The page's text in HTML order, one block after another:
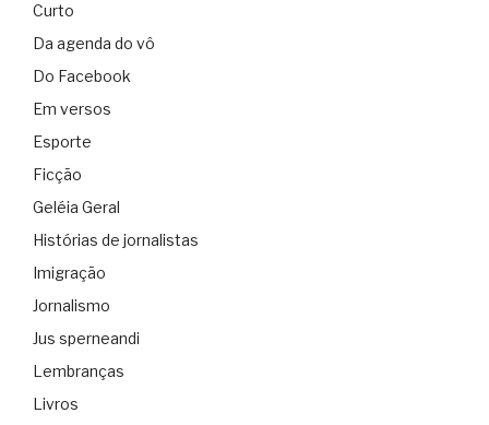
Curto
Da agenda do vô
Do Facebook
Em versos
Esporte
Ficção
Geléia Geral
Histórias de jornalistas
Imigração
Jornalismo
Jus sperneandi
Lembranças
Livros